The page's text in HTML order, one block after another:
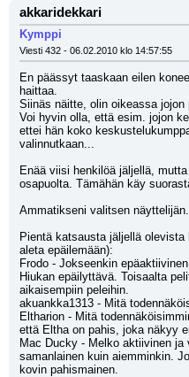
akkaridekkari
Kymppi
Viesti 432 - 06.02.2010 klo 14:57:55
En päässyt taaskaan eilen
haittaa.
Siinäs näitte, olin oikeassa jojon
Voi hyvin olla, että esim. jojon
ettei hän koko
valinnutkaan...
Enää viisi henkilöä jäljellä,
osapuolta. Tämähän käy
Ammatikseni valitsen näyttelijän.
Pientä katsausta jäljellä
aleta epäilemään):
Frodo - Jokseenkin
Hiukan epäilyttävä. Toisaalta
aikaisempiin peleihin.
akuankka1313 - Mitä
Eltharion - Mitä
että Eltha on pahis, joka näkyy
Mac Ducky - Melko aktiivinen
samanlainen kuin aiemminkin.
kovin pahismainen.